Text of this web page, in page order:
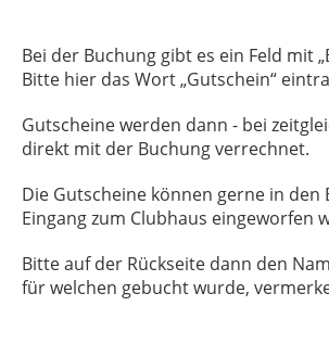
Bei der Buchung gibt es ein Feld mit
Bitte hier das Wort „Gutschein“
Gutscheine werden dann - bei
direkt mit der Buchung verrechnet.
Die Gutscheine können gerne in den
Eingang zum Clubhaus eingeworfen
Bitte auf der Rückseite dann den
für welchen gebucht wurde,